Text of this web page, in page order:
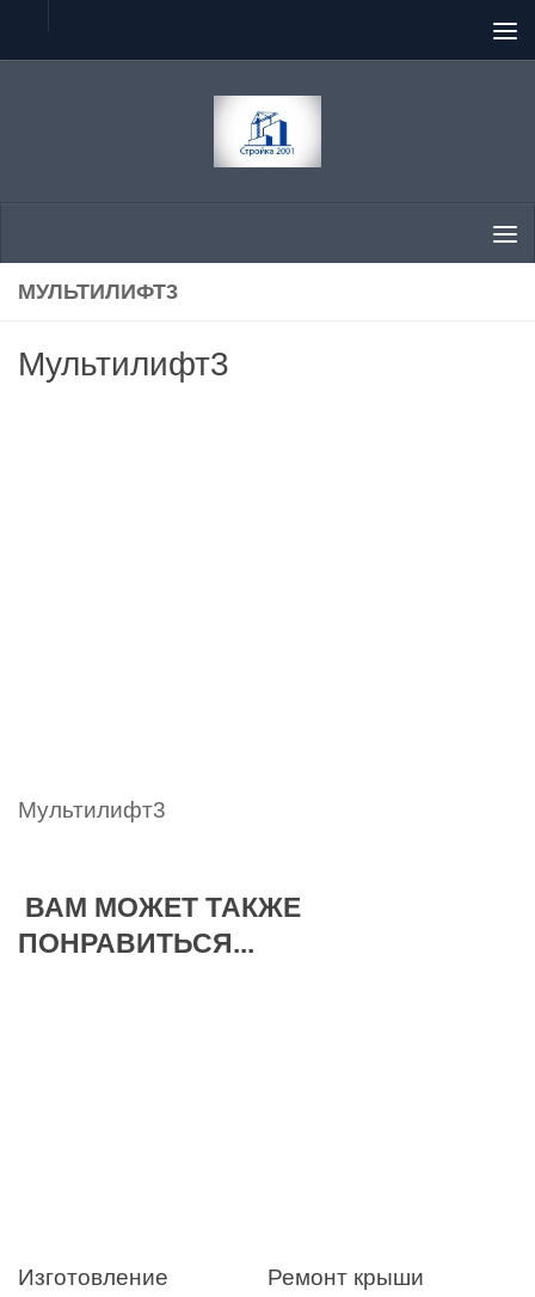
Перейти к содержимому
МУЛЬТИЛИФТ3
Мультилифт3
Мультилифт3
ВАМ МОЖЕТ ТАКЖЕ
ПОНРАВИТЬСЯ...
Изготовление
Ремонт крыши